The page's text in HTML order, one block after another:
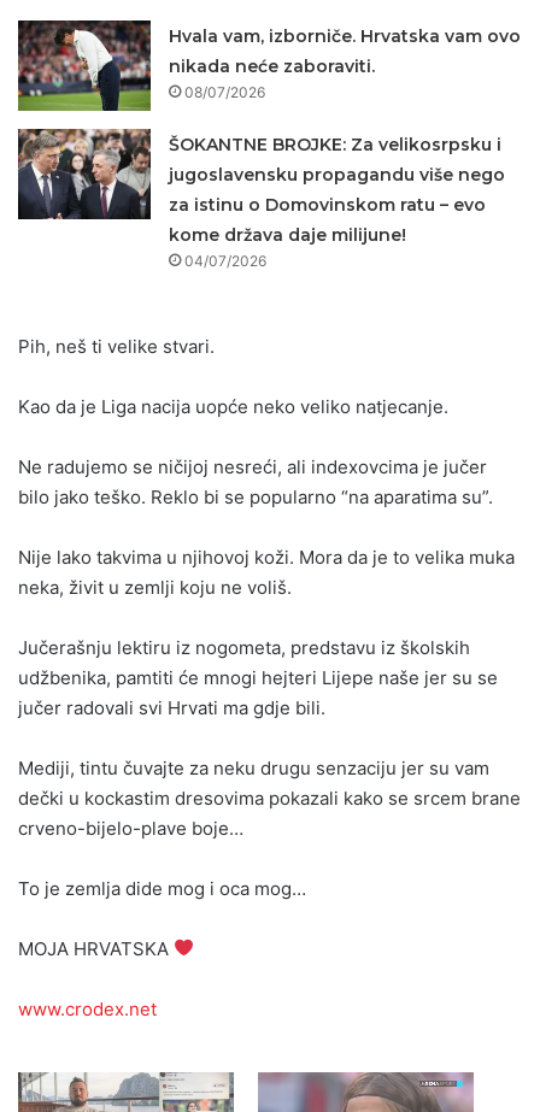
Hvala vam, izborniče. Hrvatska vam ovo
nikada neće zaboraviti.
08/07/2026
ŠOKANTNE BROJKE: Za velikosrpsku i
jugoslavensku propagandu više nego
za istinu o Domovinskom ratu – evo
kome država daje milijune!
04/07/2026
Pih, neš ti velike stvari.
Kao da je Liga nacija uopće neko veliko natjecanje.
Ne radujemo se ničijoj nesreći, ali indexovcima je jučer
bilo jako teško. Reklo bi se popularno “na aparatima su”.
Nije lako takvima u njihovoj koži. Mora da je to velika muka
neka, živit u zemlji koju ne voliš.
Jučerašnju lektiru iz nogometa, predstavu iz školskih
udžbenika, pamtiti će mnogi hejteri Lijepe naše jer su se
jučer radovali svi Hrvati ma gdje bili.
Mediji, tintu čuvajte za neku drugu senzaciju jer su vam
dečki u kockastim dresovima pokazali kako se srcem brane
crveno-bijelo-plave boje…
To je zemlja dide mog i oca mog…
MOJA HRVATSKA
www.crodex.net